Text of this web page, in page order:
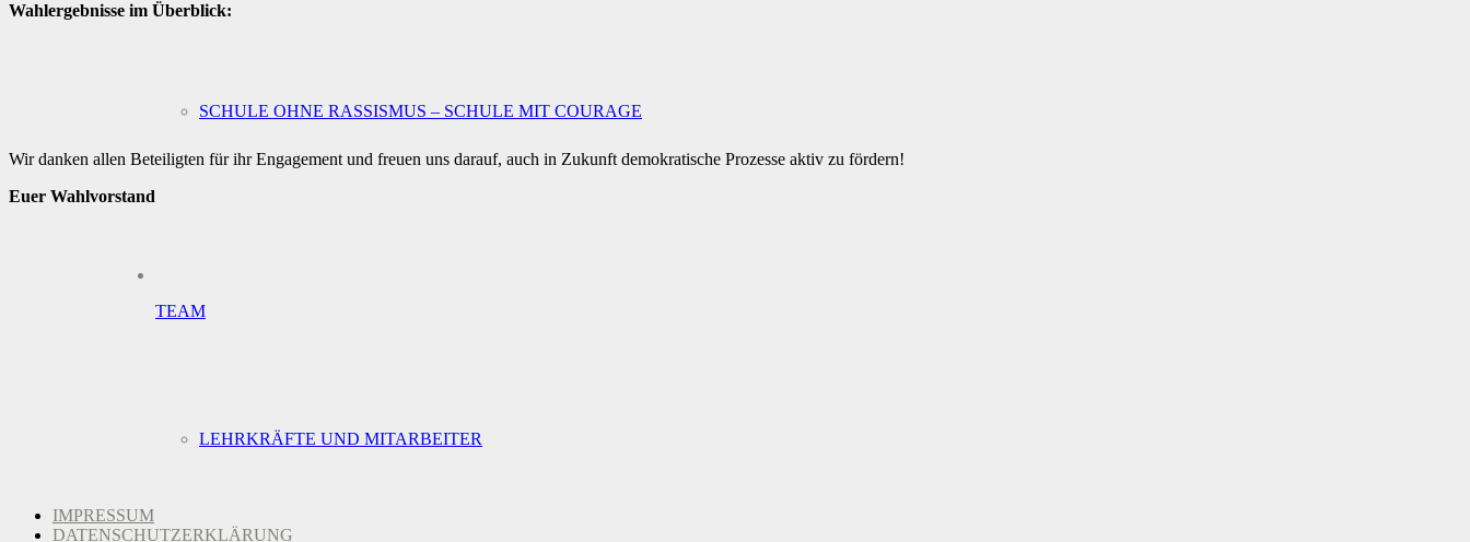
SCHULE OHNE RASSISMUS – SCHULE MIT COURAGE
TEAM
LEHRKRÄFTE UND MITARBEITER
Wahlergebnisse im Überblick:
Wir danken allen Beteiligten für ihr Engagement und freuen uns darauf, auch in Zukunft demokratische Prozesse aktiv zu fördern!
Euer Wahlvorstand
IMPRESSUM
DATENSCHUTZERKLÄRUNG